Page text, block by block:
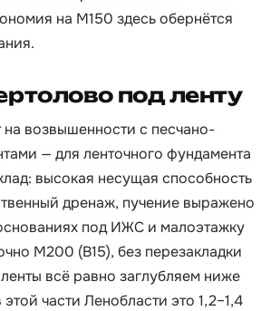
на М150 здесь обернётся
под ленту
на возвышенности с песчано-
— для ленточного фундамента
высокая несущая способность
дренаж, пучение выражено
под ИЖС и малоэтажку
М200 (B15), без перезакладки
всё равно заглубляем ниже
части Ленобласти это 1,2–1,4